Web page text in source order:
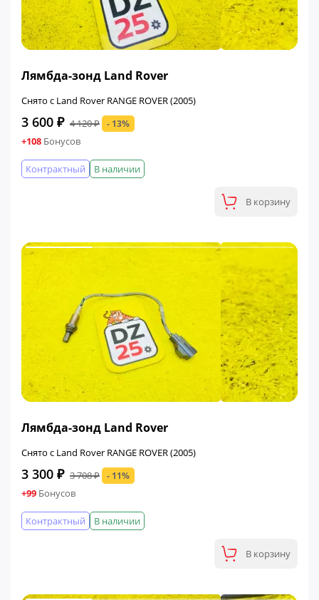
Лямбда-зонд Land Rover
Снято с Land Rover RANGE ROVER (2005)
3 600 ₽ 4 120 ₽ - 13%
+108 Бонусов
В наличии
Контрактный
В корзину
Лямбда-зонд Land Rover
Снято с Land Rover RANGE ROVER (2005)
3 300 ₽ 3 708 ₽ - 11%
+99 Бонусов
В наличии
Контрактный
В корзину